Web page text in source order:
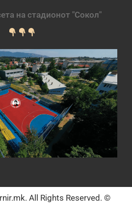
на стадионот "Сокол"
All Rights Reserved. ©